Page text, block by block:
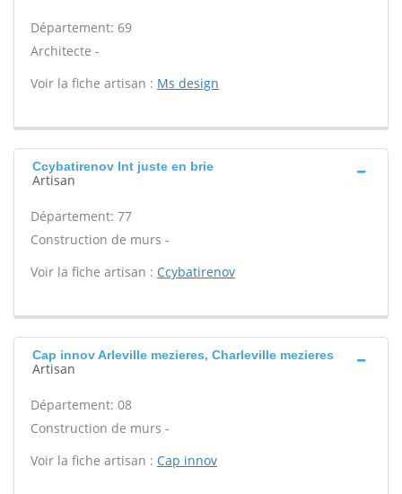
Département: 69
Architecte -
Voir la fiche artisan : Ms design
Ccybatirenov Int juste en brie
Artisan
Département: 77
Construction de murs -
Voir la fiche artisan : Ccybatirenov
Cap innov Arleville mezieres, Charleville mezieres
Artisan
Département: 08
Construction de murs -
Voir la fiche artisan : Cap innov